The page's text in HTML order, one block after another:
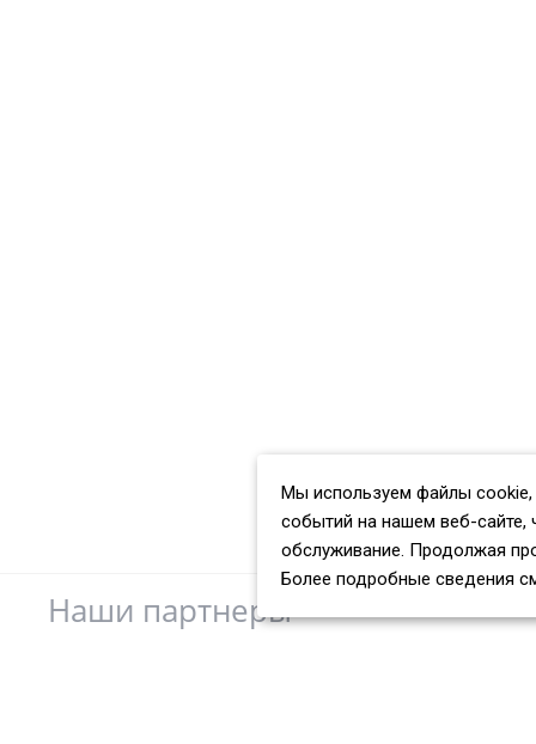
Наши партнеры
Мы используем файлы cookie,
событий на нашем веб-сайте,
обслуживание. Продолжая
Более подробные сведения